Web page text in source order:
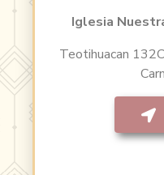
Iglesia
Teotihuacan